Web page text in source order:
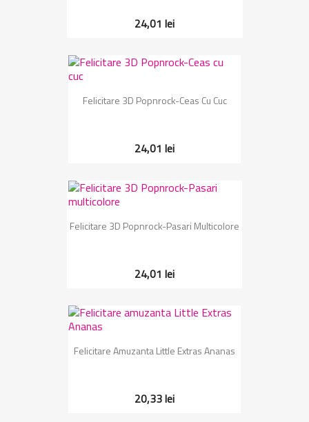
24,01 lei
Felicitare 3D Popnrock-Ceas Cu Cuc
24,01 lei
Felicitare 3D Popnrock-Pasari Multicolore
24,01 lei
Felicitare Amuzanta Little Extras Ananas
20,33 lei